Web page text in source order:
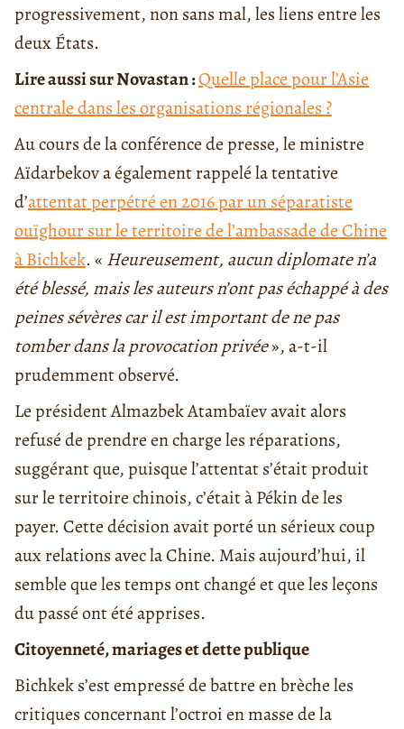
progressivement, non sans mal, les liens entre les
deux États.
Lire aussi sur Novastan :Quelle place pour l’Asie
centrale dans les organisations régionales ?
Au cours de la conférence de presse, le ministre
Aïdarbekov a également rappelé la tentative
d’attentat perpétré en 2016 par un séparatiste
ouïghour sur le territoire de l’ambassade de Chine
à Bichkek. « Heureusement, aucun diplomate n’a
été blessé, mais les auteurs n’ont pas échappé à des
peines sévères car il est important de ne pas
tomber dans la provocation privée», a-t-il
prudemment observé.
Le président Almazbek Atambaïev avait alors
refusé de prendre en charge les réparations,
suggérant que, puisque l’attentat s’était produit
sur le territoire chinois, c’était à Pékin de les
payer. Cette décision avait porté un sérieux coup
aux relations avec la Chine. Mais aujourd’hui, il
semble que les temps ont changé et que les leçons
du passé ont été apprises.
Citoyenneté, mariages et dette publique
Bichkek s’est empressé de battre en brèche les
critiques concernant l’octroi en masse de la